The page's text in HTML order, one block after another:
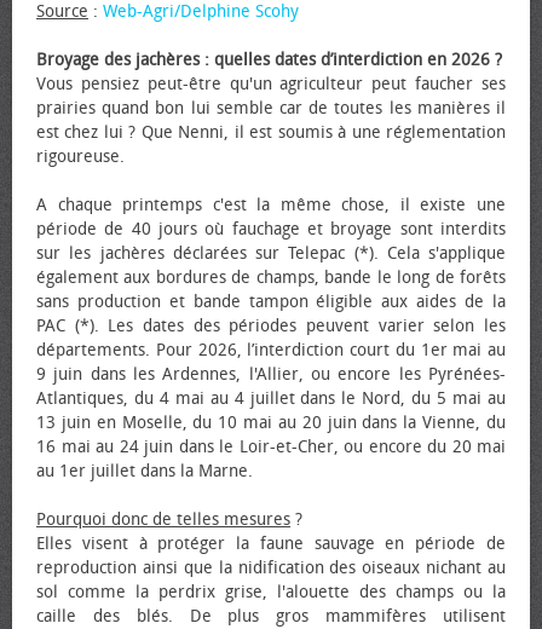
Source : Web-Agri/Delphine Scohy
Broyage des jachères : quelles dates d’interdiction en 2026 ?
Vous pensiez peut-être qu'un agriculteur peut faucher ses
prairies quand bon lui semble car de toutes les manières il
est chez lui ? Que Nenni, il est soumis à une réglementation
rigoureuse.
A chaque printemps c'est la même chose, il existe une
période de 40 jours où fauchage et broyage sont interdits
sur les jachères déclarées sur Telepac (*). Cela s'applique
également aux bordures de champs, bande le long de forêts
sans production et bande tampon éligible aux aides de la
PAC (*). Les dates des périodes peuvent varier selon les
départements. Pour 2026, l’interdiction court du 1er mai au
9 juin dans les Ardennes, l'Allier, ou encore les Pyrénées-
Atlantiques, du 4 mai au 4 juillet dans le Nord, du 5 mai au
13 juin en Moselle, du 10 mai au 20 juin dans la Vienne, du
16 mai au 24 juin dans le Loir-et-Cher, ou encore du 20 mai
au 1er juillet dans la Marne.
Pourquoi donc de telles mesures ?
Elles visent à protéger la faune sauvage en période de
reproduction ainsi que la nidification des oiseaux nichant au
sol comme la perdrix grise, l'alouette des champs ou la
caille des blés. De plus gros mammifères utilisent